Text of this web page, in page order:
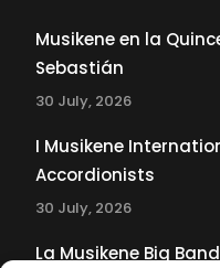
Musikene en la
Sebastián
30 July, 2026
I Musikene
Accordionists
30 July, 2026
La Musikene Big